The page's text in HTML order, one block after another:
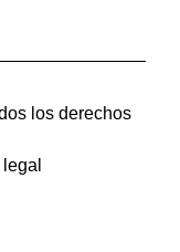
los derechos